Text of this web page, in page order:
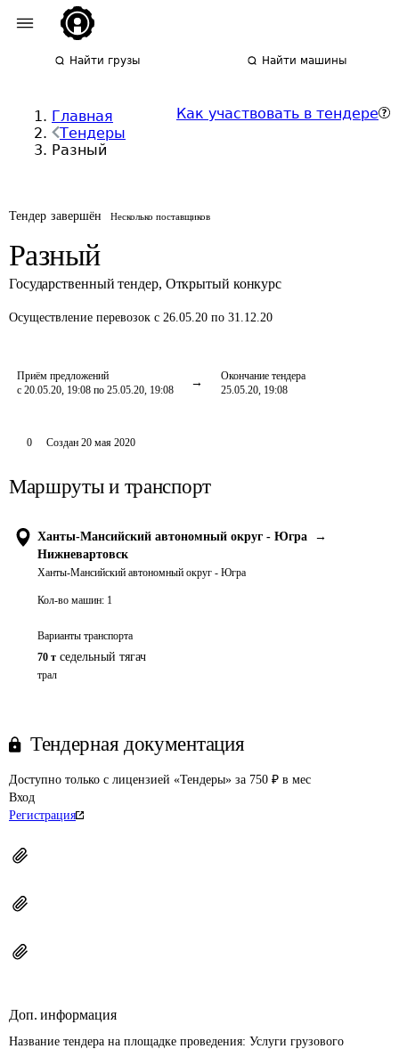
Найти грузы Найти машины
Главная
Тендеры
Разный
Как участвовать в тендере
Тендер завершён Несколько поставщиков
Разный
Государственный тендер, Открытый конкурс
Осуществление перевозок с 26.05.20 по 31.12.20
Приём предложений
с 20.05.20, 19:08 по 25.05.20, 19:08
Окончание тендера
25.05.20, 19:08
0 Создан 20 мая 2020
Маршруты и транспорт
Ханты-Мансийский автономный округ - Югра
→
Нижневартовск
Ханты-Мансийский автономный округ - Югра
Кол-во машин: 1
Варианты транспорта
70 т седельный тягач
трал
Тендерная документация
Доступно только с лицензией «Тендеры» за 750 ₽ в мес
Вход
Регистрация
Доп. информация
Название тендера на площадке проведения: Услуги грузового